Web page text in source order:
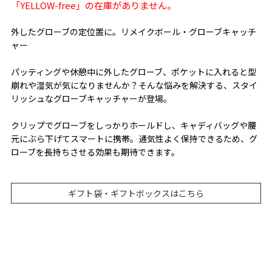
「YELLOW-free」の在庫がありません。
外したグローブの定位置に。リメイクボール・グローブキャッチ
ャー
パッティングや休憩中に外したグローブ、ポケットに入れると型
崩れや湿気が気になりませんか？そんな悩みを解決する、スタイ
リッシュなグローブキャッチャーが登場。
クリップでグローブをしっかりホールドし、キャディバッグや腰
元にぶら下げてスマートに携帯。通気性よく保持できるため、グ
ローブを長持ちさせる効果も期待できます。
ギフト袋・ギフトボックスはこちら